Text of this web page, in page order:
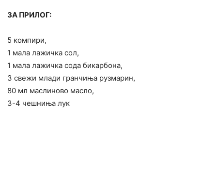
ЗА ПРИЛОГ:
5 компири,
1 мала лажичка сол,
1 мала лажичка сода бикарбона,
3 свежи млади гранчиња рузмарин,
80 мл маслиново масло,
3-4 чешниња лук